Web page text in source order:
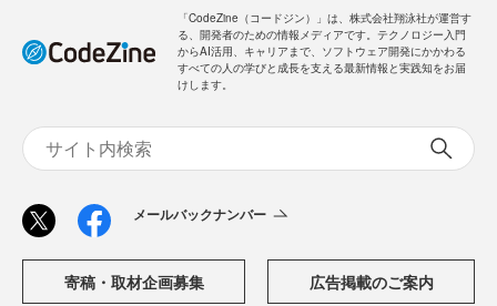
「CodeZine（コードジン）」は、株式会社翔泳社が運営す
る、開発者のための情報メディアです。テクノロジー入門
からAI活用、キャリアまで、ソフトウェア開発にかかわる
すべての人の学びと成長を支える最新情報と実践知をお届
けします。
メールバックナンバー
寄稿・取材企画募集 広告掲載のご案内